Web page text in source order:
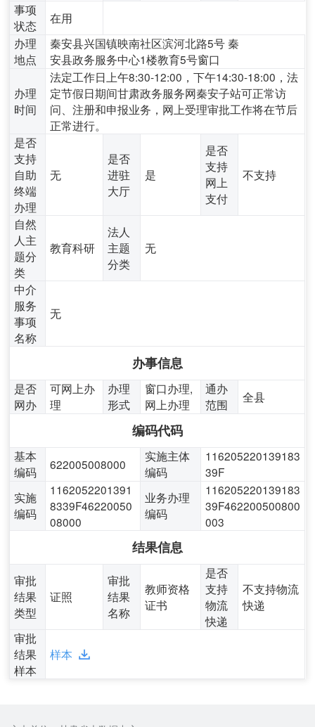
事项
状态
在用
办理
地点
秦安县兴国镇映南社区滨河北路5号 秦
安县政务服务中心1楼教育5号窗口
办理
时间
法定工作日上午8:30-12:00，下午14:30-18:00，法
定节假日期间甘肃政务服务网秦安子站可正常访
问、注册和申报业务，网上受理审批工作将在节后
正常进行。
是否
支持
自助
终端
办理
无
是否
进驻
大厅
是
是否
支持
网上
支付
不支持
自然
人主
题分
类
教育科研
法人
主题
分类
无
中介
服务
事项
名称
无
办事信息
是否
网办
可网上办
理
办理
形式
窗口办理,
网上办理
通办
范围
全县
编码代码
基本
编码
622005008000
实施主体
编码
116205220139183
39F
实施
编码
1162052201391
8339F46220050
08000
业务办理
编码
116205220139183
39F462200500800
003
结果信息
审批
结果
类型
证照
审批
结果
名称
教师资格
证书
是否
支持
物流
快递
不支持物流
快递
审批
结果
样本
样本